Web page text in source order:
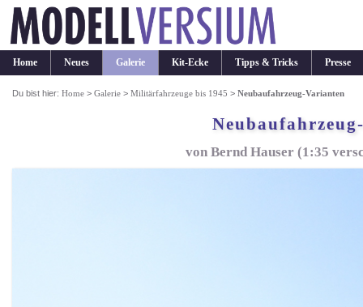
Home Neues Galerie Kit-Ecke Tipps & Tricks Presse
Du bist hier:Home >Galerie >Militärfahrzeuge bis 1945 >Neubaufahrzeug-Varianten
von Bernd Hauser (1:35